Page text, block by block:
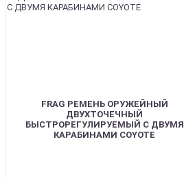
FRAG РЕМЕНЬ ОРУЖЕЙНЫЙ
ДВУХТОЧЕЧНЫЙ
БЫСТРОРЕГУЛИРУЕМЫЙ С ДВУМЯ
КАРАБИНАМИ COYOTE